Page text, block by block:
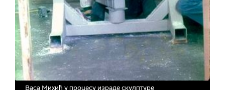
Васа Михић у процесу израде скулптуре